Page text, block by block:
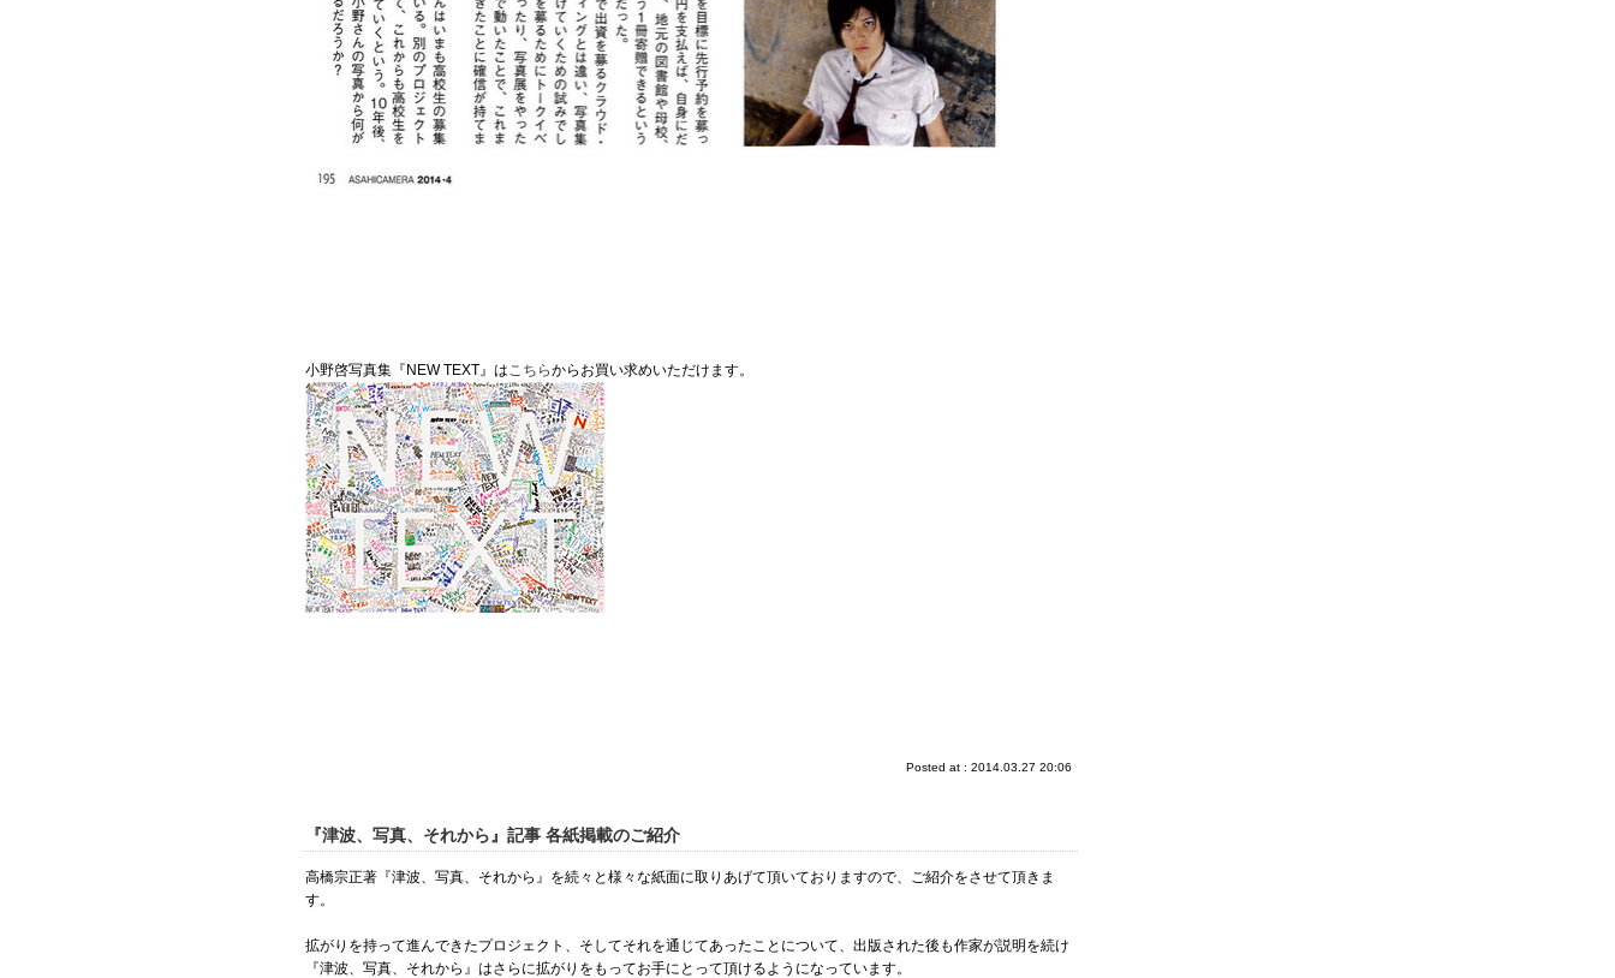
小野啓写真集『NEW TEXT』はこちらからお買い求めいただけます。
Posted at : 2014.03.27 20:06
『津波、写真、それから』記事 各紙掲載のご紹介
高橋宗正著『津波、写真、それから』を続々と様々な紙面に取りあげて頂いておりますので、ご紹介をさせて頂きま
す。
拡がりを持って進んできたプロジェクト、そしてそれを通じてあったことについて、出版された後も作家が説明を続け
『津波、写真、それから』はさらに拡がりをもってお手にとって頂けるようになっています。